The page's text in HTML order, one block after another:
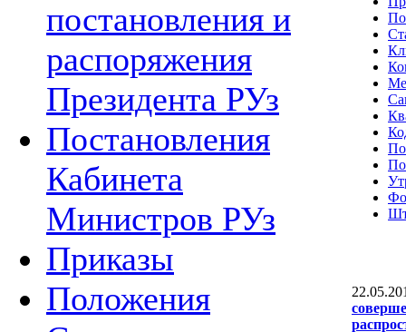
постановления и
распоряжения
Президента РУз
Постановления
Кабинета
Министров РУз
Приказы
Положения